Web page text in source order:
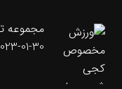
مجموعه
01-30